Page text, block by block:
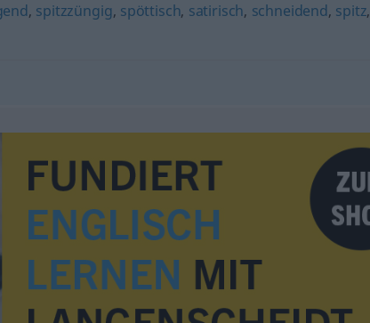
, spitzzüngig, spöttisch, satirisch, schneidend, spitz,